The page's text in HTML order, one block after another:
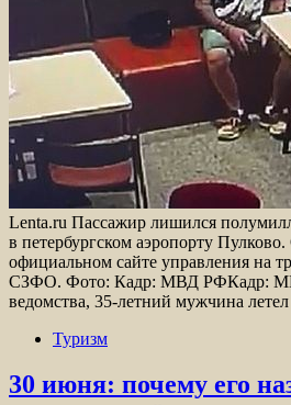
Lenta.ru Пассажир лишился
в петербургском аэропорту
официальном сайте управления на
СЗФО. Фото: Кадр: МВД РФКадр:
ведомства, 35-летний мужчина
Туризм
30 июня: почему его